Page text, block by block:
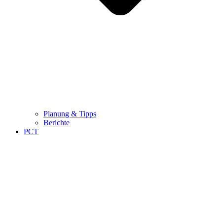
Planung & Tipps
Berichte
PCT